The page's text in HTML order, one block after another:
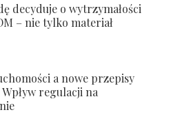
decyduje o wytrzymałości
– nie tylko materiał
a nowe przepisy
regulacji na